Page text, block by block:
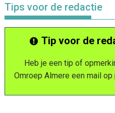
Tips voor de redactie
Tip voor de
Heb je een tip of
Omroep Almere een mail op